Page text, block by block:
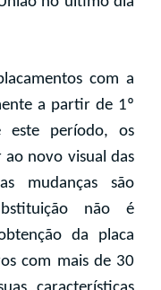
com a
a partir de 1º
este período, os
novo visual das
mudanças são
não é
da placa
com mais de 30